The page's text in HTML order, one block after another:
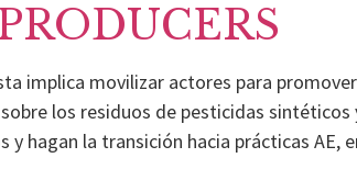
implica movilizar actores para
los residuos de pesticidas
y hagan la transición hacia prácticas